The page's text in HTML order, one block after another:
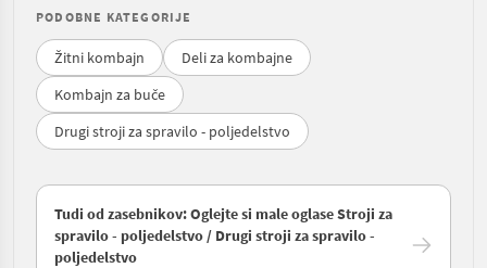
PODOBNE KATEGORIJE
Žitni kombajn
Deli za kombajne
Kombajn za buče
Drugi stroji za spravilo - poljedelstvo
Tudi od zasebnikov: Oglejte si male oglase Stroji za
spravilo - poljedelstvo / Drugi stroji za spravilo -
poljedelstvo